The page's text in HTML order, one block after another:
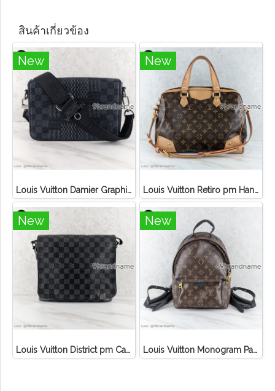
สินค้าเกี่ยวข้อง
New
Louis Vuitton Damier Graphite 3D Canvas Studio Messenger
New
Louis Vuitton Retiro pm Handbag Canvas Monogram
New
Louis Vuitton District pm Canvas Graphite
New
Louis Vuitton Monogram Palm Springs PM Backpack